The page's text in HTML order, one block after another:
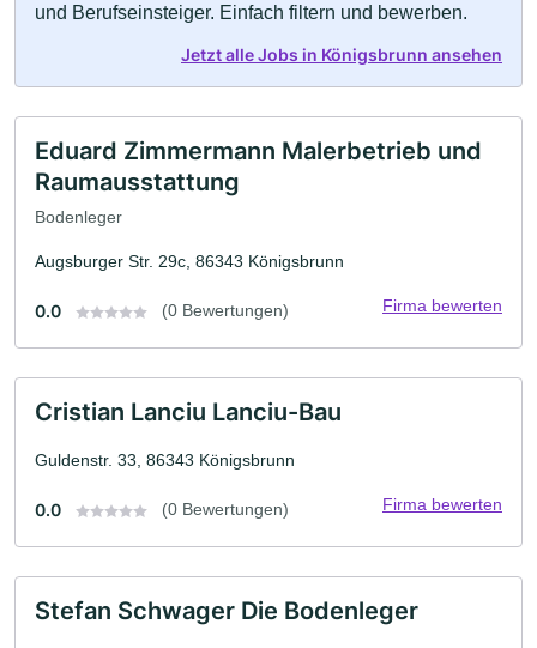
und Berufseinsteiger. Einfach filtern und bewerben.
Jetzt alle Jobs in Königsbrunn ansehen
Eduard Zimmermann Malerbetrieb und
Raumausstattung
Bodenleger
Augsburger Str. 29c, 86343 Königsbrunn
0.0 (0 Bewertungen) Firma bewerten
Cristian Lanciu Lanciu-Bau
Guldenstr. 33, 86343 Königsbrunn
0.0 (0 Bewertungen) Firma bewerten
Stefan Schwager Die Bodenleger